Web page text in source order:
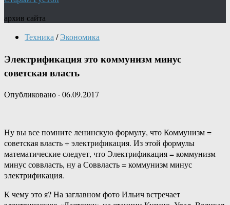
архив сайта
Техника / Экономика
Электрификация это коммунизм минус
советская власть
Опубликовано · 06.09.2017
Ну вы все помните ленинскую формулу, что Коммунизм =
советская власть + электрификация. Из этой формулы
математические следует, что Электрификация = коммунизм
минус соввласть, ну а Соввласть = коммунизм минус
электрификация.
К чему это я? На заглавном фото Ильич встречает